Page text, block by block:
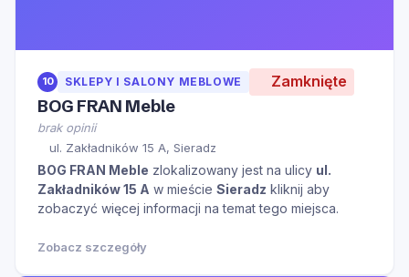
10 SKLEPY I SALONY MEBLOWE Zamknięte
BOG FRAN Meble
brak opinii
ul. Zakładników 15 A, Sieradz
BOG FRAN Meble zlokalizowany jest na ulicy ul.
Zakładników 15 A w mieście Sieradz kliknij aby
zobaczyć więcej informacji na temat tego miejsca.
Zobacz szczegóły